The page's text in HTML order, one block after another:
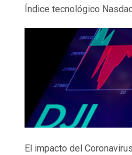
Índice tecnológico
El impacto del